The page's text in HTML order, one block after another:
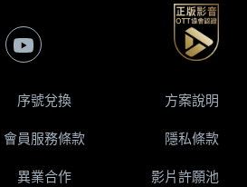
序號兌換 方案說明
會員服務條款 隱私條款
異業合作 影片許願池